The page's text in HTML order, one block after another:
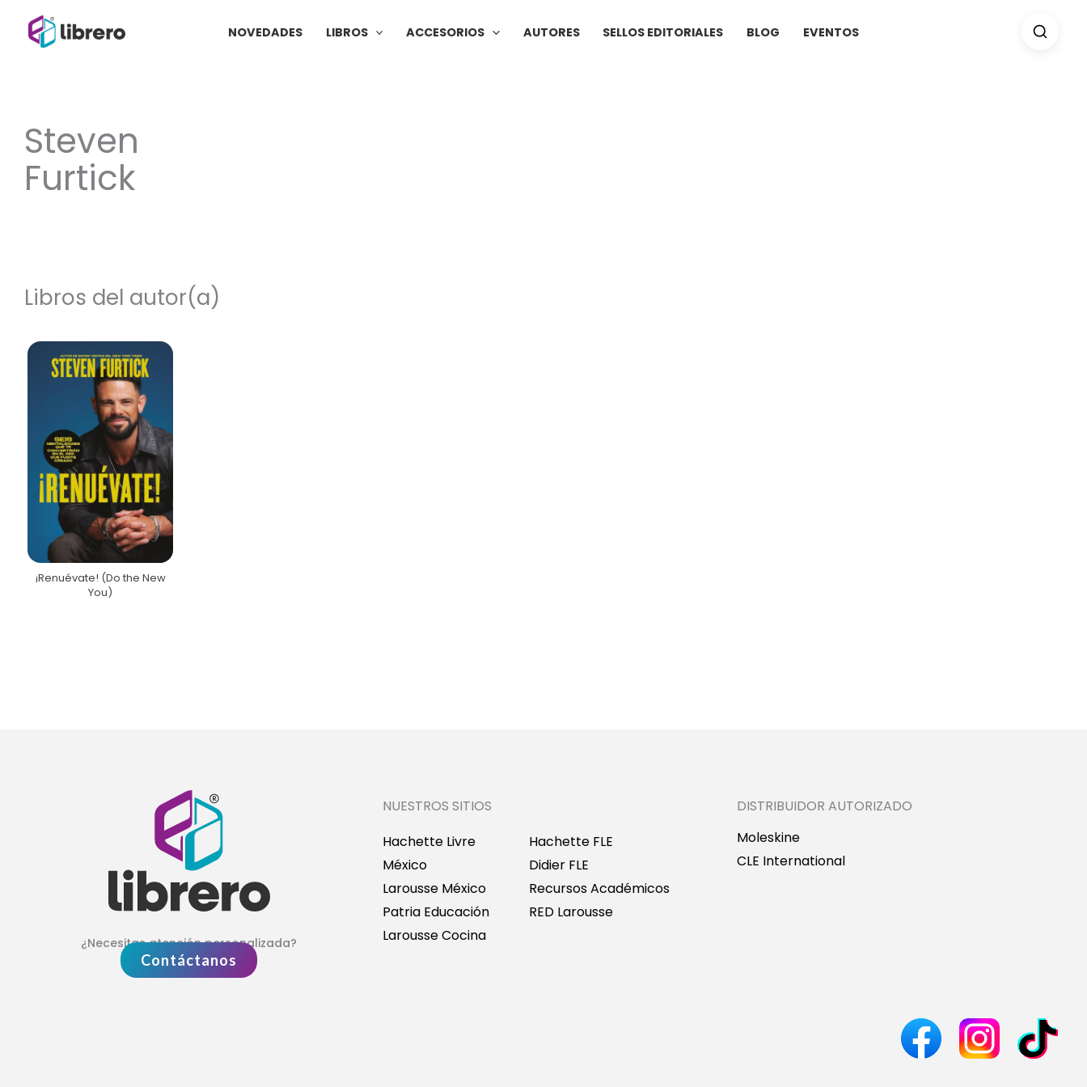
NOVEDADES LIBROS ACCESORIOS AUTORES SELLOS EDITORIALES BLOG EVENTOS
Steven
Furtick
Libros del autor(a)
¡Renuévate! (Do the New
You)
¿Necesitas atención personalizada?
Contáctanos
NUESTROS SITIOS
Hachette Livre
México
Larousse México
Patria Educación
Larousse Cocina
Hachette FLE
Didier FLE
Recursos Académicos
RED Larousse
DISTRIBUIDOR AUTORIZADO
Moleskine
CLE International